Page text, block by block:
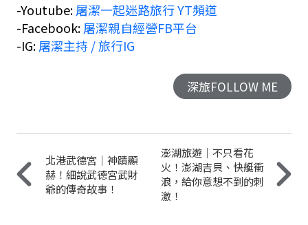
-Youtube:屠潔一起迷路旅行 YT頻道
-Facebook:屠潔親自經營FB平台
-IG:屠潔主持 / 旅行IG
深旅FOLLOW ME
北港武德宮｜神蹟顯
赫！細說武德宮武財
爺的傳奇故事！
澎湖旅遊｜不只看花
火！澎湖吉貝、快艇衝
浪，給你意想不到的刺
激！